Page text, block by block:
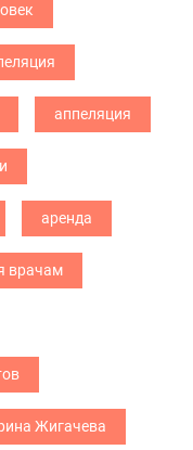
аппеляция
аренда
врачам
Жигачева